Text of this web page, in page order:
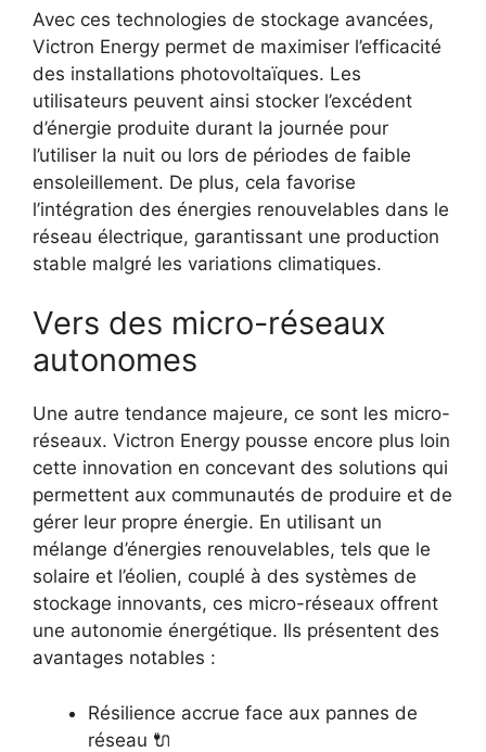
Avec ces technologies de stockage avancées,
Victron Energy permet de maximiser l’efficacité
des installations photovoltaïques. Les
utilisateurs peuvent ainsi stocker l’excédent
d’énergie produite durant la journée pour
l’utiliser la nuit ou lors de périodes de faible
ensoleillement. De plus, cela favorise
l’intégration des énergies renouvelables dans le
réseau électrique, garantissant une production
stable malgré les variations climatiques.
Vers des micro-réseaux
autonomes
Une autre tendance majeure, ce sont les micro-
réseaux. Victron Energy pousse encore plus loin
cette innovation en concevant des solutions qui
permettent aux communautés de produire et de
gérer leur propre énergie. En utilisant un
mélange d’énergies renouvelables, tels que le
solaire et l’éolien, couplé à des systèmes de
stockage innovants, ces micro-réseaux offrent
une autonomie énergétique. Ils présentent des
avantages notables :
Résilience accrue face aux pannes de
réseau 🔌